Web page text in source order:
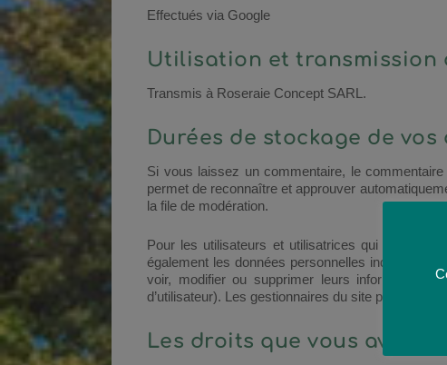
Effectués via Google
Utilisation et transmission
Transmis à Roseraie Concept SARL.
Durées de stockage de vos
Si vous laissez un commentaire, le
permet de reconnaître et approuver
la file de modération.
Pour les utilisateurs et utilisatrices qui
également les données personnelles indiquées
voir, modifier ou supprimer leurs informations
d’utilisateur). Les gestionnaires du site peuvent
Les droits que vous avez